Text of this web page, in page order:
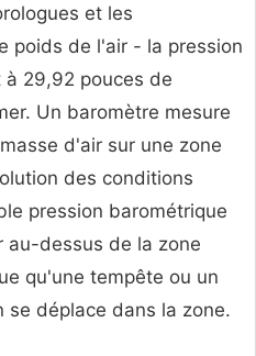
et les
poids de l'air - la pression
29,92 pouces de
Un baromètre mesure
d'air sur une zone
des conditions
pression barométrique
au-dessus de la zone
qu'une tempête ou un
se déplace dans la zone.